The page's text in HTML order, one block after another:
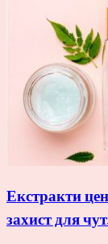
Екстракти
захист для